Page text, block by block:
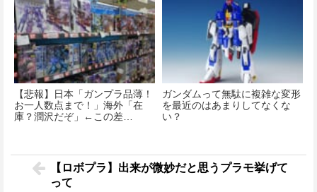
【悲報】日本「ガンプラ品薄！
お一人数点まで！」海外「在
庫？潤沢だぞ」←この差…
ガンダムって無駄に複雑な変形
を最近のはあまりしてなくな
い？
【ロボプラ】出来が微妙だと思うプラモ挙げて
って